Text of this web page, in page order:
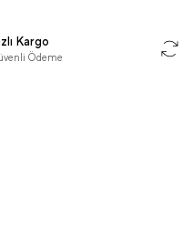
Kargo
Ödeme